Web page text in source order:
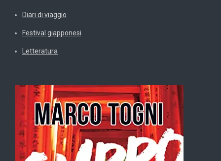
Diari di viaggio
Festival giapponesi
Letteratura